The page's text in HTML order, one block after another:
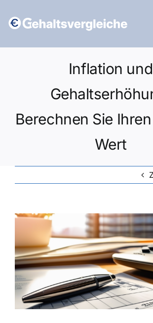
Inhalt
Inflation und
Berechnen Sie
Wert
Zeige
grösseres
Bild